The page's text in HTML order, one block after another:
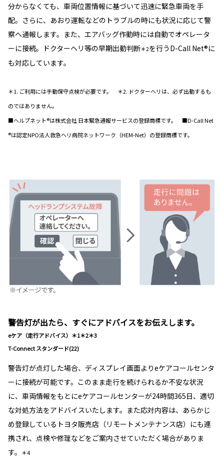
分からなくても、車両位置情報に基づいて迅速に緊急車両を手
配。さらに、あおり運転などのトラブルの時にも状況に応じて警
察へ通報します。また、エアバッグ作動時には自動でオペレータ
ーに接続。ドクターヘリ等の早期出動判断＊2を行うD-Call Net®に
も対応しています。
＊1. ご利用には手動保守点検が必要です。 ＊2. ドクターヘリは、必ず出動するも
のではありません。
■ヘルプネット®は株式会社 日本緊急通報サービスの登録商標です。 ■D-Call Net
®は認定NPO法人救急ヘリ病院ネットワーク（HEM-Net）の登録商標です。
警告灯が出たら、すぐにアドバイスをお伝えします。
eケア（走行アドバイス）＊1＊2＊3
T-Connect スタンダード(22)
警告灯が点灯した場合、ディスプレイ画面よりeケアコールセンタ
ーに接続が可能です。このまま走行を続けられるか不安な状況
に、車両情報をもとにeケアコールセンターが24時間365日、適切
な対処方法をアドバイスいたします。また応対内容は、あらかじ
め登録しているトヨタ販売店（リモートメンテナンス店）にも連
携され、点検や修理などをご案内させていただく場合がありま
す。
＊4